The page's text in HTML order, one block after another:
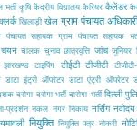
भर्ती कृषि केंद्रीय विद्यालय कैरियर कैलेंडर
क्लर्क खिलाड़ी खेल ग्राम पंचायत अधिकारी
पंचायत सहायक ग्राम पंचायत सहायक
चयन चालक चुनाव छात्रवृत्ति जांच जूनियर
झारखण्ड टाइपिंग टीईटी टीजीटी
डाटा इंट्री ऑपरेटर डाटा एंट्री ऑपरेटर
दरोगा दरोगा भर्ती दारोगा भर्ती दिल्ली
प्रदर्शन नकल नगर निकाय नर्सिंग नवोदय
नियुक्ति नियुक्ति पत्र नोकरी